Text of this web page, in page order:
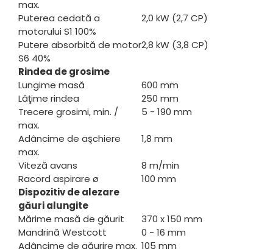
max.
Puterea cedată a
motorului S1 100%
2,0 kW (2,7 CP)
Putere absorbită de motor
S6 40%
2,8 kW (3,8 CP)
Rindea de grosime
Lungime masă
600 mm
Lăţime rindea
250 mm
Trecere grosimi, min. /
max.
5 - 190 mm
Adâncime de aşchiere
max.
1,8 mm
Viteză avans
8 m/min
Racord aspirare ø
100 mm
Dispozitiv de alezare
găuri alungite
Mărime masă de găurit
370 x 150 mm
Mandrină Westcott
0 - 16 mm
Adâncime de găurire max. 105 mm